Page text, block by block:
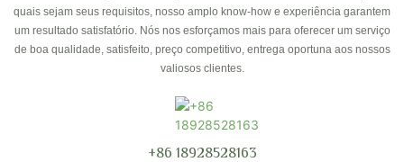
quais sejam seus requisitos, nosso amplo know-how e experiência garantem
um resultado satisfatório. Nós nos esforçamos mais para oferecer um serviço
de boa qualidade, satisfeito, preço competitivo, entrega oportuna aos nossos
valiosos clientes.
+86 18928528163